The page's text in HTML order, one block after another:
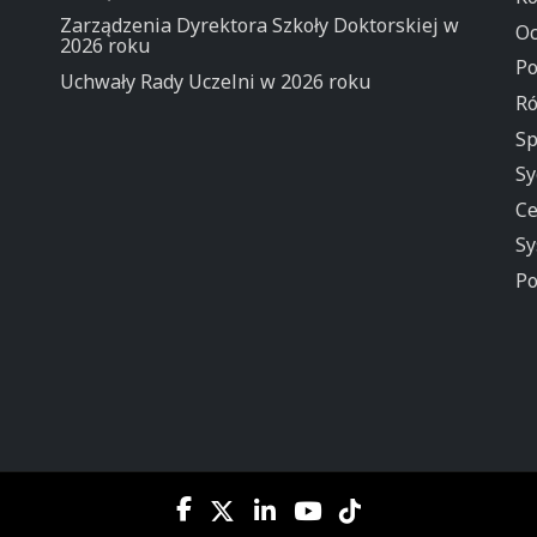
Zarządzenia Dyrektora Szkoły Doktorskiej w
2026 roku
Uchwały Rady Uczelni w 2026 roku